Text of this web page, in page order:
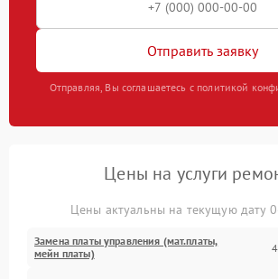
Отправить заявку
Отправляя, Вы соглашаетесь с политикой
Цены на услуги
Цены актуальны на текущую дату
Замена платы управления (мат.платы,
мейн платы)